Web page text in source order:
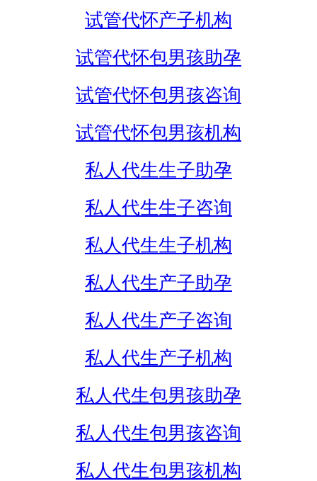
试管代怀产子机构
试管代怀包男孩助孕
试管代怀包男孩咨询
试管代怀包男孩机构
私人代生生子助孕
私人代生生子咨询
私人代生生子机构
私人代生产子助孕
私人代生产子咨询
私人代生产子机构
私人代生包男孩助孕
私人代生包男孩咨询
私人代生包男孩机构